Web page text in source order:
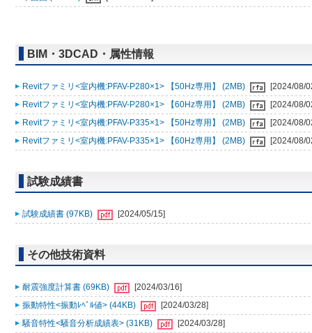
BIM・3DCAD・属性情報
Revitファミリ<室内機:PFAV-P280×1> 【50Hz専用】 (2MB)
[2024/08/
Revitファミリ<室内機:PFAV-P280×1> 【60Hz専用】 (2MB)
[2024/08/
Revitファミリ<室内機:PFAV-P335×1> 【50Hz専用】 (2MB)
[2024/08/
Revitファミリ<室内機:PFAV-P335×1> 【60Hz専用】 (2MB)
[2024/08/
試験成績書
試験成績書 (97KB) [2024/05/15]
その他技術資料
耐震強度計算書 (69KB)
[2024/03/16]
振動特性<振動ﾚﾍﾞﾙ値> (44KB)
[2024/03/28]
騒音特性<騒音分析成績表> (31KB)
[2024/03/28]